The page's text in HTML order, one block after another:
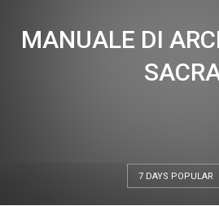
MANUALE DI
7 DAYS POPULAR